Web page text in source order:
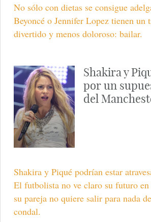
No sólo con dietas se consigue
Beyoncé o Jennifer Lopez tienen un
divertido y menos doloroso: bailar.
Shakira y
por un
del
Shakira y Piqué podrían estar
El futbolista no ve claro su futuro
su pareja no quiere salir para nada
condal.